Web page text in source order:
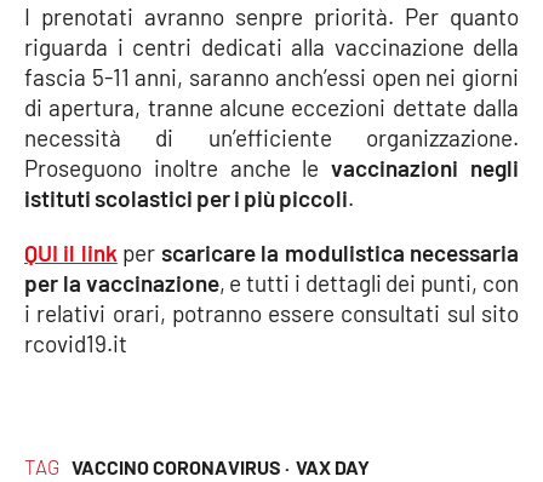
Sanità
Società
Sport
RUBRICHE
Good Morning Vietnam
TAG VACCINO CORONAVIRUS · VAX DAY
I prenotati avranno senpre priorità. Per quanto
riguarda i centri dedicati alla vaccinazione della
fascia 5-11 anni, saranno anch’essi open nei giorni
di apertura, tranne alcune eccezioni dettate dalla
necessità di un’efficiente organizzazione.
Proseguono inoltre anche levaccinazioni negli
istituti scolastici per i più piccoli.
QUI il link per scaricare la modulistica necessaria
per la vaccinazione, e tutti i dettagli dei punti, con
i relativi orari, potranno essere consultati sul sito
rcovid19.it